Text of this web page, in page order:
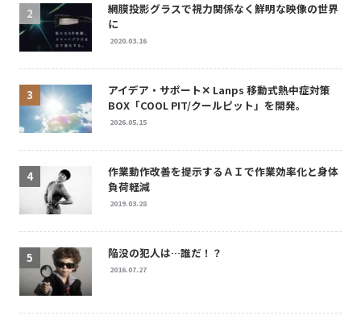
網膜投影グラスで視力関係なく鮮明な映像の世界
に
2020.03.16
アイデア・サポート✕ Lanps 移動式熱中症対策
BOX「COOL PIT/クールピット」を開発。
2026.05.15
作業動作改善を提示するＡＩで作業効率化と身体
負荷軽減
2019.03.28
陥没の犯人は…誰だ！？
2016.07.27